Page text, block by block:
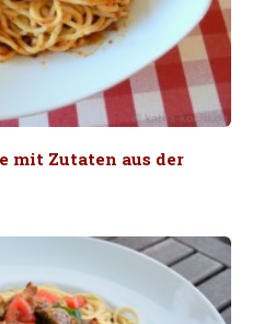
mit Zutaten aus der